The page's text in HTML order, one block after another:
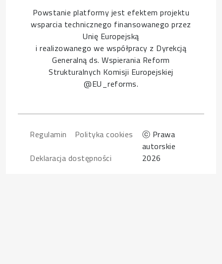
Powstanie platformy jest efektem projektu
wsparcia technicznego finansowanego przez
Unię Europejską
i realizowanego we współpracy z Dyrekcją
Generalną ds. Wspierania Reform
Strukturalnych Komisji Europejskiej
@EU_reforms.
Regulamin
Polityka cookies
Deklaracja dostępności
ⓒ Prawa
autorskie
2026